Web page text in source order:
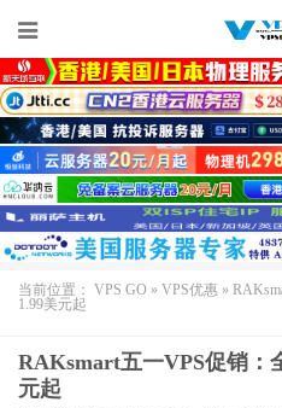
当前位置： VPS GO » VPS优惠 »
1.99美元起
RAKsmart五一VPS促销：
元起